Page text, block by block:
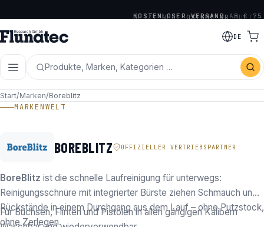
KOSTENLOSER VERSANDAB € 75
· OFFIZIELLER DISTRIBUTOR
VON OLIGHT, OSIGHT &
JETZT NEU: OSIGHT XR MULTI-
RETICLE SERIE DE
Produkte, Marken, Kategorien …
Start/Marken/Boreblitz
MARKENWELT
BOREBLITZ OFFIZIELLER VERTRIEBSPARTNER
BoreBlitz ist die schnelle Laufreinigung für unterwegs:
Reinigungsschnüre mit integrierter Bürste ziehen Schmauch und
Rückstände in einem Durchgang aus dem Lauf – ohne Putzstock,
ohne Zerlegen.
Für Büchsen, Flinten und Pistolen in allen gängigen Kalibern